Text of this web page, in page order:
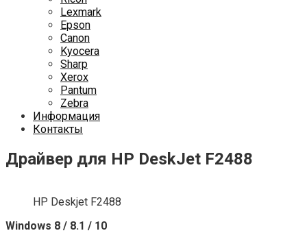
Lexmark
Epson
Canon
Kyocera
Sharp
Xerox
Pantum
Zebra
Информация
Контакты
Драйвер для HP DeskJet F2488
HP Deskjet F2488
Windows 8 / 8.1 / 10